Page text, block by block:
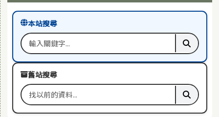
本站搜尋
搜尋關鍵字 執行本
舊站搜尋
搜尋舊站關鍵字 執行舊